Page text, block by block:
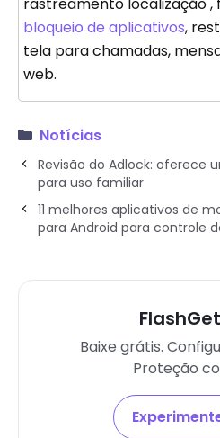
rastreamento localização
bloqueio de aplicativos,
tela para chamadas,
web.
Notícias
Revisão do Adlock: oferece
para uso familiar
11 melhores aplicativos de
para Android para controle
Baixe grátis.
Proteção